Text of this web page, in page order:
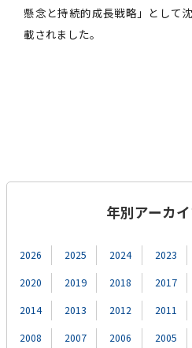
懸念と持続的成長戦略」として
載されました。
年別アーカ
2026 2025 2024 2023
2020
2019 2018 2017
2014
2013 2012 2011
2008
2007 2006 2005